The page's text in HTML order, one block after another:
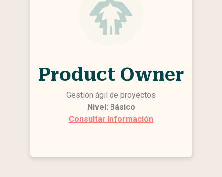
Product Owner
Gestión ágil de proyectos
Nivel: Básico
Consultar Información